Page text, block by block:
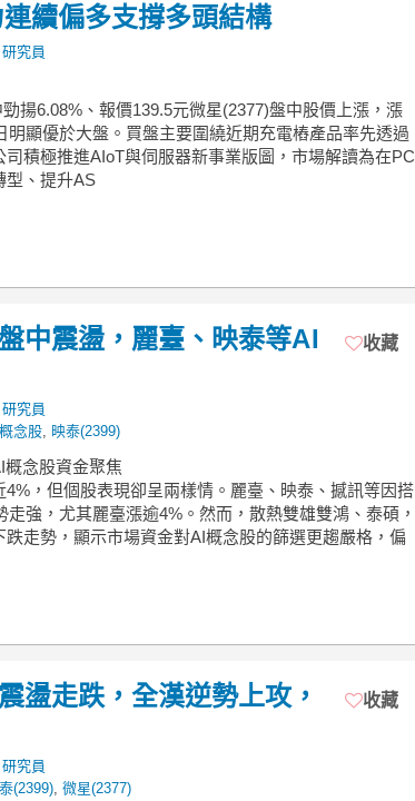
續偏多支撐多頭結構
究員
揚6.08%、報價139.5元微星(2377)盤中股價上漲，漲
明顯優於大盤。買盤主要圍繞近期充電樁產品率先透過
積極推進AIoT與伺服器新事業版圖，市場解讀為在PC
型、提升AS
中震盪，麗臺、映泰等AI
究員
念股 映泰(2399)
收藏
概念股資金聚焦
，但個股表現卻呈兩樣情。麗臺、映泰、撼訊等因搭
走強，尤其麗臺漲逾4%。然而，散熱雙雄雙鴻、泰碩，
走勢，顯示市場資金對AI概念股的篩選更趨嚴格，偏
盪走跌，全漢逆勢上攻，
究員
(2399) 微星(2377)
收藏